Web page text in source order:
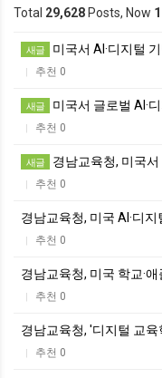
Total 29,628 Posts, Now 1
새글 미국서 AI·디지털
| 추천 0
새글 미국서 글로벌 AI·
| 추천 0
새글 경남교육청, 미국서
| 추천 0
경남교육청, 미국 AI·디지
| 추천 0
경남교육청, 미국 학교·
| 추천 0
경남교육청, '디지털 교육
| 추천 0